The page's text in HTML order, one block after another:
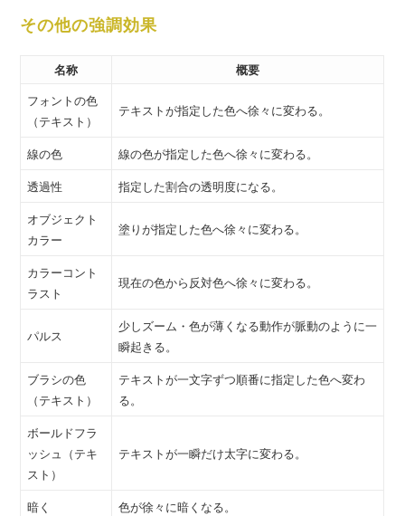
その他の強調効果
名称
概要
フォントの色
（テキスト）
テキストが指定した色へ徐々に変わる。
線の色
線の色が指定した色へ徐々に変わる。
透過性
指定した割合の透明度になる。
オブジェクト
カラー
塗りが指定した色へ徐々に変わる。
カラーコント
ラスト
現在の色から反対色へ徐々に変わる。
パルス
少しズーム・色が薄くなる動作が脈動のように一
瞬起きる。
ブラシの色
（テキスト）
テキストが一文字ずつ順番に指定した色へ変わ
る。
ボールドフラ
ッシュ（テキ
スト）
テキストが一瞬だけ太字に変わる。
暗く
色が徐々に暗くなる。